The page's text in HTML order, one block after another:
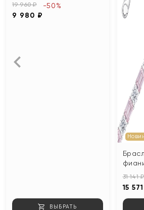
19 960 ₽
9 980 ₽
-50%
ВЫБРАТЬ
31 141 ₽
15